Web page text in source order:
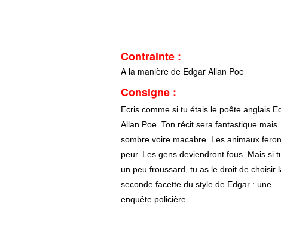
Contrainte :
A la manière de Edgar Allan Poe
Consigne :
Ecris comme si tu étais le poête anglais
Allan Poe. Ton récit sera fantastique mais
sombre voire macabre. Les animaux
peur. Les gens deviendront fous. Mais si
un peu froussard, tu as le droit de choisir
seconde facette du style de Edgar : une
enquête policière.